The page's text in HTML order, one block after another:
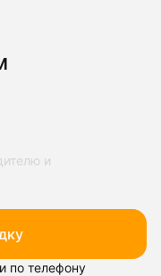
и
по телефону